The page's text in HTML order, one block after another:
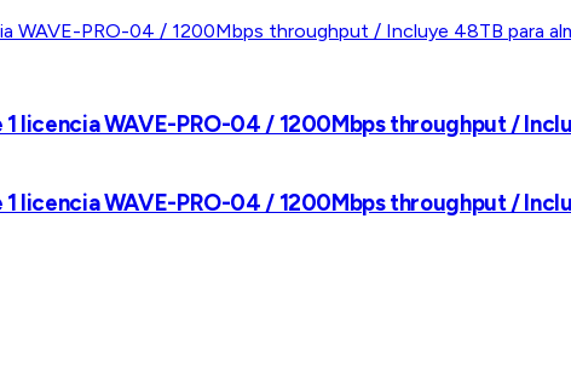
licencia WAVE-PRO-04 / 1200Mbps throughput /
licencia WAVE-PRO-04 / 1200Mbps throughput /